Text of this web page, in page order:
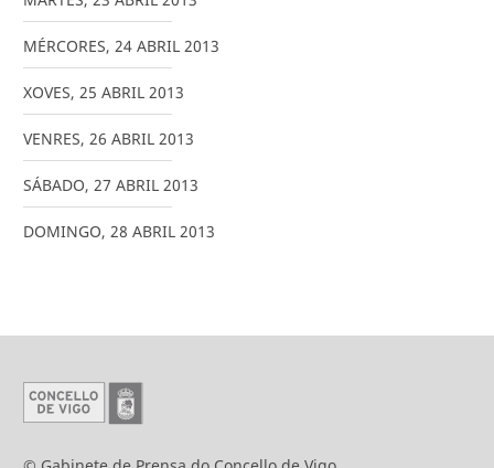
MÉRCORES, 24 ABRIL 2013
XOVES, 25 ABRIL 2013
VENRES, 26 ABRIL 2013
SÁBADO, 27 ABRIL 2013
DOMINGO, 28 ABRIL 2013